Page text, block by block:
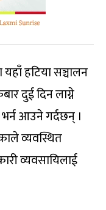
हटिया सञ्चालन
दुई दिन लाग्ने
आउने गर्दछन् ।
व्यवस्थित
व्यवसायिलाई